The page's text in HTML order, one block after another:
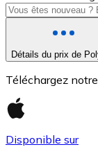
Détails du prix de
Téléchargez
Disponible sur